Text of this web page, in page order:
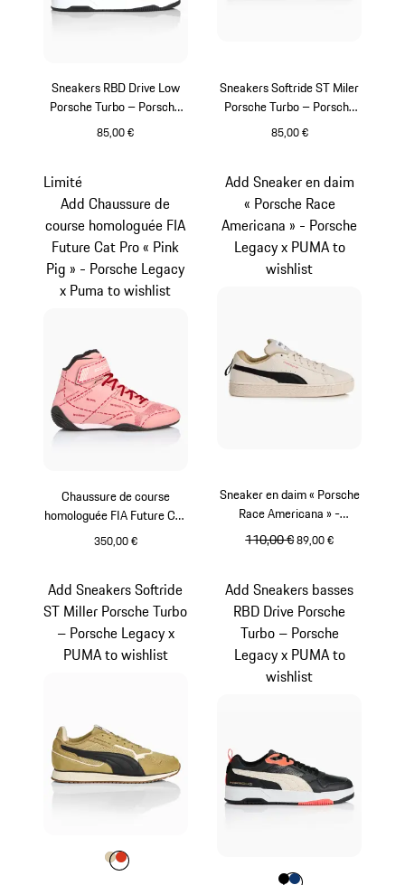
Sneakers RBD Drive Low
Porsche Turbo – Porsche
Legacy x PUMA
85,00 €
Sneakers Softride ST Miler
Porsche Turbo – Porsche
Legacy x PUMA
85,00 €
Chaussure de course
homologuée FIA Future Cat
Pro « Pink Pig » - Porsche
Legacy x Puma
350,00 €
Limité
Add Chaussure de
course homologuée FIA
Future Cat Pro « Pink
Pig » - Porsche Legacy
x Puma to wishlist
Sneaker en daim « Porsche
Race Americana » -
Porsche Legacy x PUMA
prix initial
110,00 €prix de vente
89,00 €
Add Sneaker en daim
« Porsche Race
Americana » - Porsche
Legacy x PUMA to
wishlist
Add Sneakers Softride
ST Miller Porsche Turbo
– Porsche Legacy x
PUMA to wishlist
Couleur
Couleur
Couleur
Add Sneakers basses
RBD Drive Porsche
Turbo – Porsche
Legacy x PUMA to
wishlist